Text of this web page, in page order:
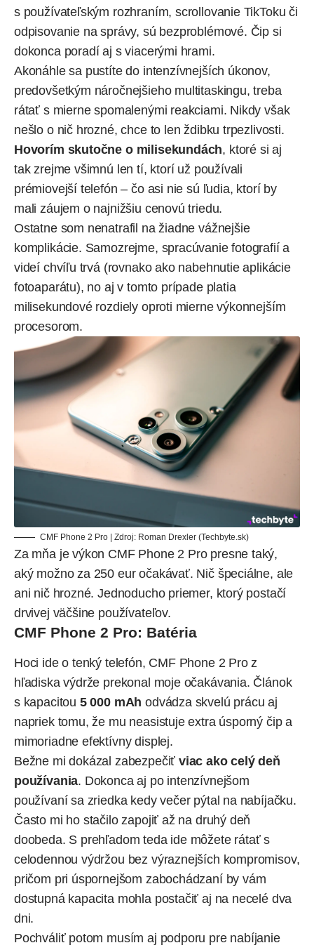
s používateľským rozhraním, scrollovanie TikToku či
odpisovanie na správy, sú bezproblémové. Čip si
dokonca poradí aj s viacerými hrami.
Akonáhle sa pustíte do intenzívnejších úkonov,
predovšetkým náročnejšieho multitaskingu, treba
rátať s mierne spomalenými reakciami. Nikdy však
nešlo o nič hrozné, chce to len ždibku trpezlivosti.
Hovorím skutočne o milisekundách, ktoré si aj
tak zrejme všimnú len tí, ktorí už používali
prémiovejší telefón – čo asi nie sú ľudia, ktorí by
mali záujem o najnižšiu cenovú triedu.
Ostatne som nenatrafil na žiadne vážnejšie
komplikácie. Samozrejme, spracúvanie fotografií a
videí chvíľu trvá (rovnako ako nabehnutie aplikácie
fotoaparátu), no aj v tomto prípade platia
milisekundové rozdiely oproti mierne výkonnejším
procesorom.
CMF Phone 2 Pro | Zdroj: Roman Drexler (Techbyte.sk)
Za mňa je výkon CMF Phone 2 Pro presne taký,
aký možno za 250 eur očakávať. Nič špeciálne, ale
ani nič hrozné. Jednoducho priemer, ktorý postačí
drvivej väčšine používateľov.
CMF Phone 2 Pro: Batéria
Hoci ide o tenký telefón, CMF Phone 2 Pro z
hľadiska výdrže prekonal moje očakávania. Článok
s kapacitou 5 000 mAh odvádza skvelú prácu aj
napriek tomu, že mu neasistuje extra úsporný čip a
mimoriadne efektívny displej.
Bežne mi dokázal zabezpečiť viac ako celý deň
používania. Dokonca aj po intenzívnejšom
používaní sa zriedka kedy večer pýtal na nabíjačku.
Často mi ho stačilo zapojiť až na druhý deň
doobeda. S prehľadom teda ide môžete rátať s
celodennou výdržou bez výraznejších kompromisov,
pričom pri úspornejšom zabochádzaní by vám
dostupná kapacita mohla postačiť aj na necelé dva
dni.
Pochváliť potom musím aj podporu pre nabíjanie